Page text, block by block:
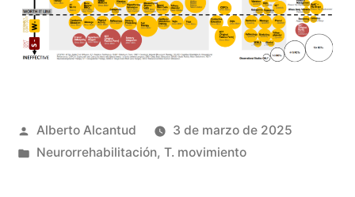
Publicado
por
Alberto Alcantud
3 de marzo de 2025
Publicado
Neurorrehabilitación, T. movimiento